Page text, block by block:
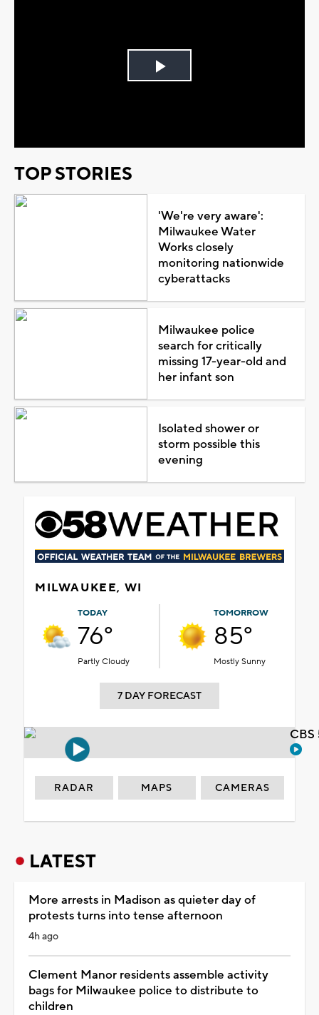
Play
TOP STORIES
'We're very aware':
Milwaukee Water
Works closely
monitoring nationwide
cyberattacks
Milwaukee police
search for critically
missing 17-year-old and
her infant son
Isolated shower or
storm possible this
evening
MILWAUKEE, WI
TODAY
76°
Partly Cloudy
TOMORROW
85°
Mostly Sunny
7 DAY FORECAST
RADAR MAPS CAMERAS
LATEST
More arrests in Madison as quieter day of
protests turns into tense afternoon
4h ago
Clement Manor residents assemble activity
bags for Milwaukee police to distribute to
children